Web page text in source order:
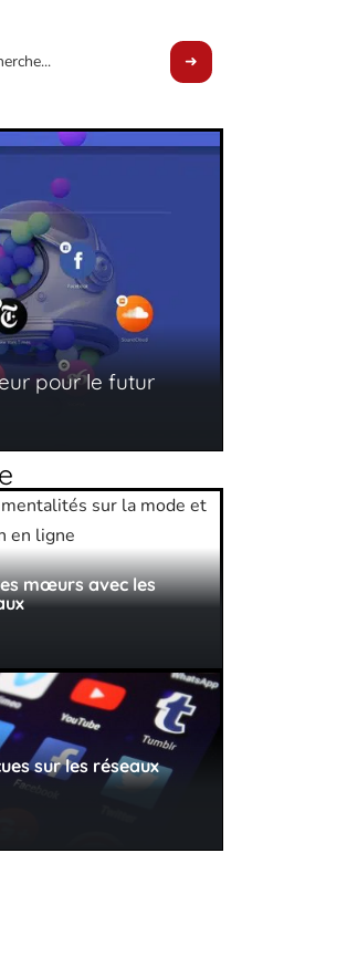
pour le futur
mœurs avec les
sur les réseaux